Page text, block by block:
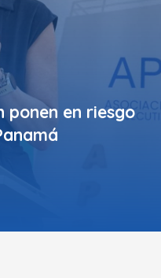
ponen en riesgo